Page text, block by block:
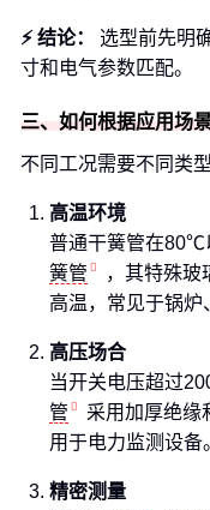
⚡ 结论：
选型前先明
寸和电气参数匹配。
三、如何根据应用场
不同工况需要不同类
高温环境
普通干簧管在80℃
簧管
，其特殊
高温，常见于锅炉
高压场合
当开关电压超过
管
采用加厚绝缘
用于电力监测设备
精密测量